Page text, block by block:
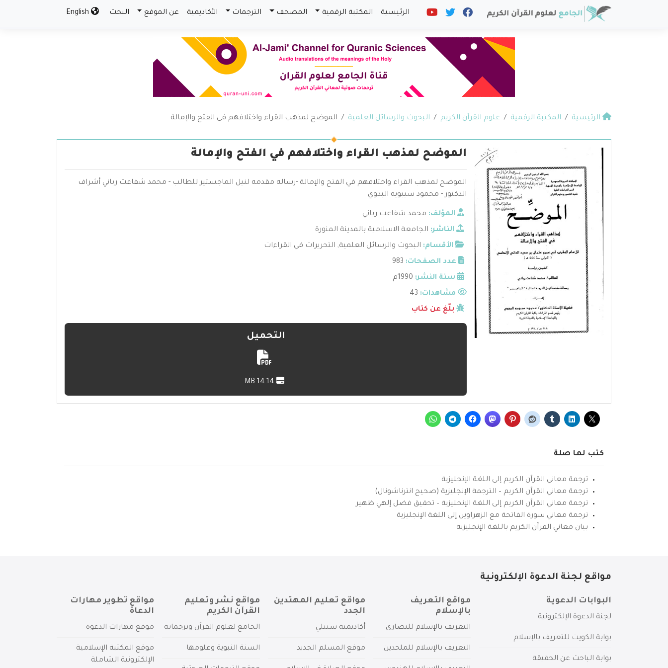
الرئيسية المكتبة الرقمية المصحف الترجمات الأكاديمية عن الموقع البحث
الرئيسية المكتبة الرقمية علوم القرآن الكريم البحوث والرسائل العلمية الموضح لمذهب القراء واختلافهم في الفتح والإمالة
الموضح لمذهب القراء واختلافهم في الفتح والإمالة
الموضح لمذهب القراء واختلافهم في الفتح والإمالة -رساله مقدمه لنيل الماجستير للطالب - محمد شفاعت رباني أشراف
الدكتور - محمود سيبويه البدوي
المؤلف: محمد شفاعت رباني
الناشر: الجامعة الاسلامية بالمدينة المنورة
الأقسام: البحوث والرسائل العلمية, التحريرات في القراءات
عدد الصفحات: 983
سنة النشر: 1990م
مشاهدات:
بلّغ عن كتاب
التحميل
كتب لها صلة
ترجمة معاني القرآن الكريم إلى اللغة الإنجليزية
ترجمة معاني القرآن الكريم – الترجمة الإنجليزية (صحيح انترناشونال)
ترجمة معاني القرآن الكريم إلى اللغة الإنجليزية – تحقيق فضل إلهي ظهير
ترجمة معاني سورة الفاتحة مع الزهراوين إلى اللغة الإنجليزية
بيان معاني القرآن الكريم باللغة الإنجليزية
مواقع لجنة الدعوة الإلكترونية
البوابات الدعوية
لجنة الدعوة الإلكترونية
بوابة الكويت للتعريف بالإسلام
بوابة الباحث عن الحقيقة
مواقع التعريف
بالإسلام
التعريف بالإسلام للنصارى
التعريف بالإسلام للملحدين
مواقع تعليم المهتدين
الجدد
أكاديمية سبيلي
موقع المسلم الجديد
مواقع نشر وتعليم
القرآن الكريم
الجامع لعلوم القرآن وترجماته
السنة النبوية وعلومها
مواقع تطوير مهارات
الدعاة
موقع مهارات الدعوة
موقع المكتبة الإسلامية
الإلكترونية الشاملة